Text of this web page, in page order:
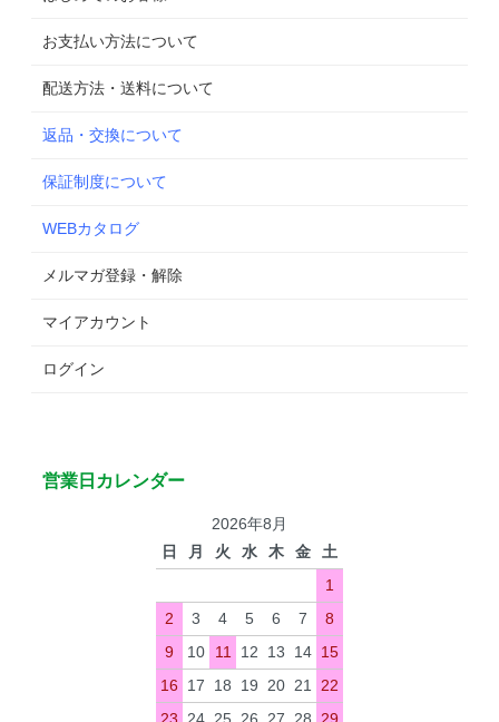
お支払い方法について
配送方法・送料について
返品・交換について
保証制度について
WEBカタログ
メルマガ登録・解除
マイアカウント
ログイン
営業日カレンダー
2026年8月
日
月 火 水 木 金
土
1
2
3 4 5 6 7
8
9
10 11 12 13 14 15
16 17 18 19 20 21
22